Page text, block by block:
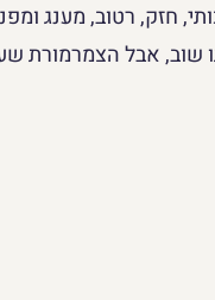
חזק, רטוב, מענג
שוב, אבל הצמרמורת